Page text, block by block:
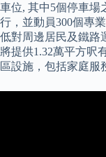
車位, 其中5個停車場
行，並動員300個專
低對周邊居民及鐵路
將提供1.32萬平方呎
區設施，包括家庭服